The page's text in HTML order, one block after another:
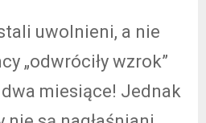
uwolnieni, a nie
„odwróciły wzrok”
dwa miesiące! Jednak